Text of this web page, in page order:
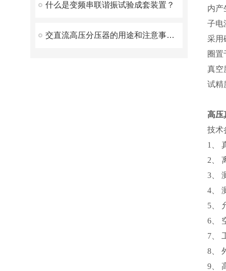
什么是变频串联谐振试验成套装置？
交直流高压分压器的用途和注意事项说明
内产
子电
采用
圈
真空
试精
高压
技术
1、
2、
3、
4、
5、
6、
7、
8、
9、